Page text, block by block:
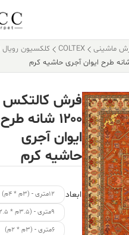
ماشینی COLTEX
کلکسیون رویال 1
فرش کالتکس
۱۲۰۰ شانه طرح
ایوان آجری
حاشیه کرم
ابعاد
۱۲متری - (۳م * ۴م)
۹متری - (۳.۵م * ۲.۵م)
۶متری - (۳م * ۲م)